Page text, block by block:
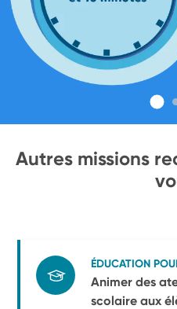
Autres missions
ÉDUCATION
Animer des
scolaire aux